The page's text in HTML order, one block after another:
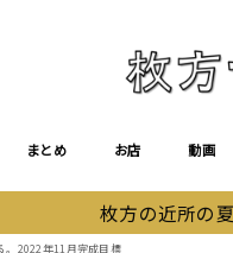
まとめ お店 動画
枚方の近所の
。2022年11月完成目標